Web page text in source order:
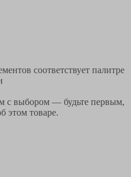
соответствует палитре
с выбором — будьте первым,
этом товаре.